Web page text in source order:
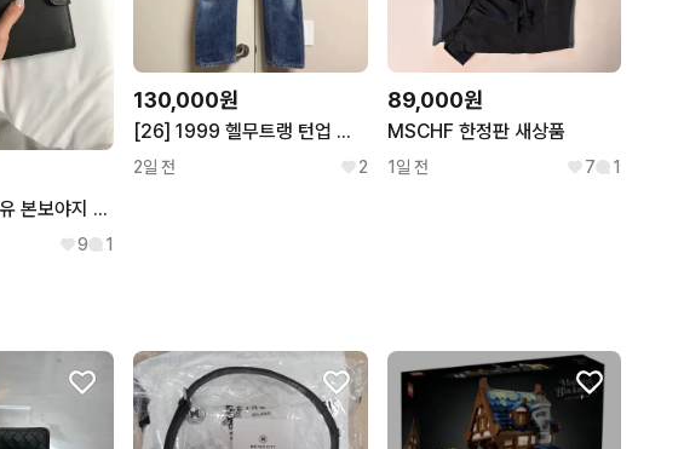
아카이브제이투유 본보야지 여권케이스 빈티지블랙 새제품
9 1
130,000원
[26] 1999 헬무트랭 턴업 컷 클래식 로우 데님 팬츠
2일 전 2
89,000원
MSCHF 한정판 새상품
1일 전 7 1